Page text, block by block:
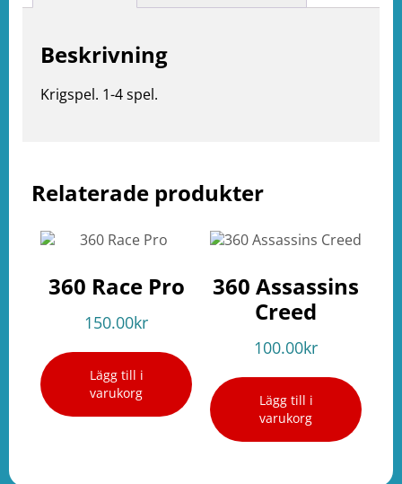
Relaterade produkter
360 Race Pro
150.00kr
Lägg till i
varukorg
360 Assassins
Creed
100.00kr
Lägg till i
varukorg
Beskrivning
Krigspel. 1-4 spel.